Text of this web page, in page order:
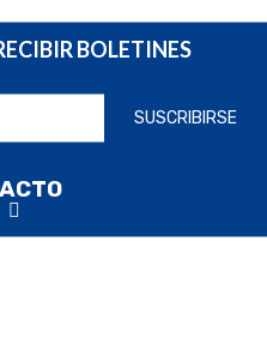
BOLETINES